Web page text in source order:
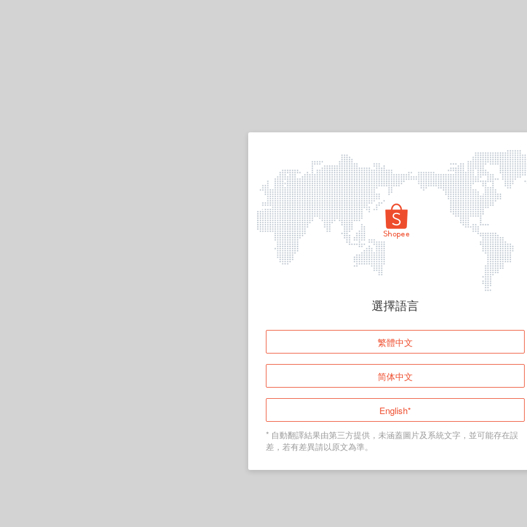
頁面無法顯示
登入
返回首頁
選擇語言
繁體中文
简体中文
English*
* 自動翻譯結果由第三方提供，未涵蓋圖片及系統文字，並可能存在誤
差，若有差異請以原文為準。